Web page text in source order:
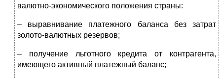
валютно-экономического положения страны:
– выравнивание платежного баланса без затрат
золото-валютных резервов;
– получение льготного кредита от контрагента,
имеющего активный платежный баланс;